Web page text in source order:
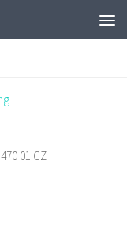
470 01 CZ